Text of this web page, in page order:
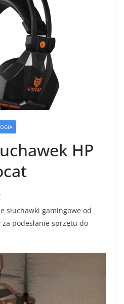
HP
słuchawki gamingowe od
podesłanie sprzętu do